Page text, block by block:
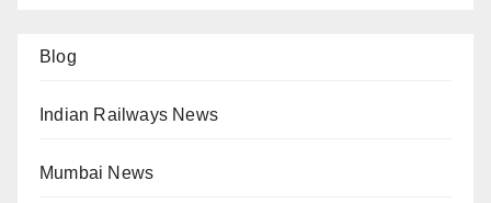
Blog
Indian Railways News
Mumbai News